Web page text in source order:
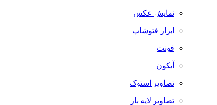
نمایش عکس
ابزار فتوشاپ
فونت
آیکون
تصاویر استوک
تصاویر لایه باز